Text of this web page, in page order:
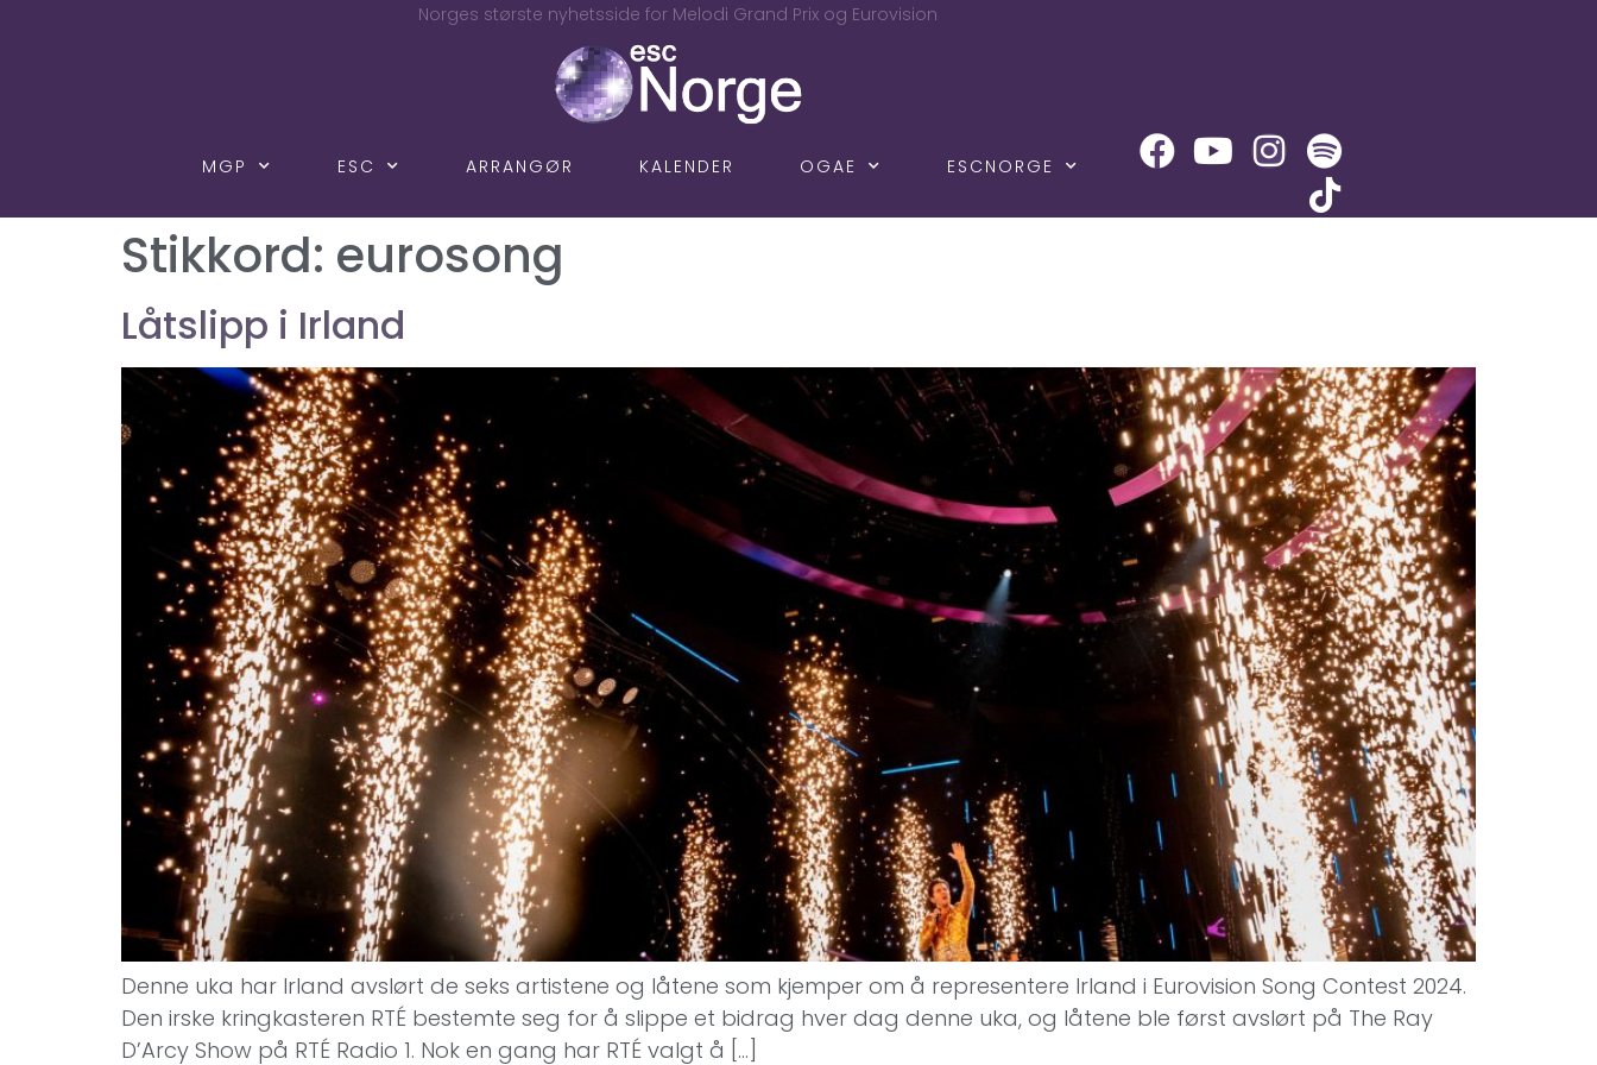
Norges største nyhetsside for Melodi Grand Prix og Eurovision
MGP ESC ARRANGØR KALENDER OGAE ESCNORGE
Stikkord: eurosong
Låtslipp i Irland
Denne uka har Irland avslørt de seks artistene og låtene som kjemper om å representere Irland i Eurovision Song Contest 2024.
Den irske kringkasteren RTÉ bestemte seg for å slippe et bidrag hver dag denne uka, og låtene ble først avslørt på The Ray
D’Arcy Show på RTÉ Radio 1. Nok en gang har RTÉ valgt å […]